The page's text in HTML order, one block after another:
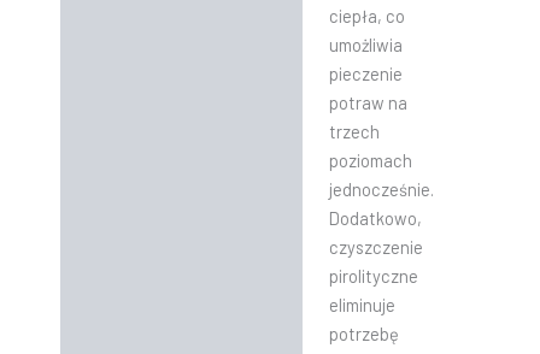
ciepła, co
umożliwia
pieczenie
potraw na
trzech
poziomach
jednocześnie.
Dodatkowo,
czyszczenie
pirolityczne
eliminuje
potrzebę